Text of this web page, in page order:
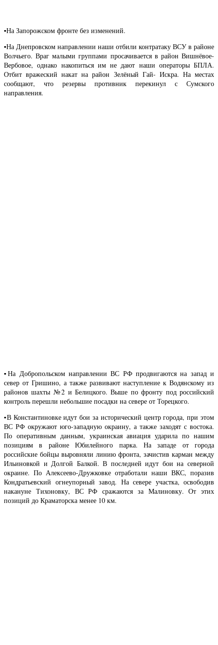
▪️На Запорожском фронте без изменений.
▪️На Днепровском направлении наши отбили контратаку ВСУ в районе
Волчьего. Враг малыми группами просачивается в район Вишнёвое-
Вербовое, однако накопиться им не дают наши операторы БПЛА.
Отбит вражеский накат на район Зелёный Гай- Искра. На местах
сообщают, что резервы противник перекинул с Сумского
направления.
▪️На Добропольском направлении ВС РФ продвигаются на запад и
север от Гришино, а также развивают наступление к Водянскому из
районов шахты №2 и Белицкого. Выше по фронту под российский
контроль перешли небольшие посадки на севере от Торецкого.
▪️В Константиновке идут бои за исторический центр города, при этом
ВС РФ окружают юго-западную окраину, а также заходят с востока.
По оперативным данным, украинская авиация ударила по нашим
позициям в районе Юбилейного парка. На западе от города
российские бойцы выровняли линию фронта, зачистив карман между
Ильиновкой и Долгой Балкой. В последней идут бои на северной
окраине. По Алексеево-Дружковке отработали наши ВКС, поразив
Кондратьевский огнеупорный завод. На севере участка, освободив
накануне Тихоновку, ВС РФ сражаются за Малиновку. От этих
позиций до Краматорска менее 10 км.